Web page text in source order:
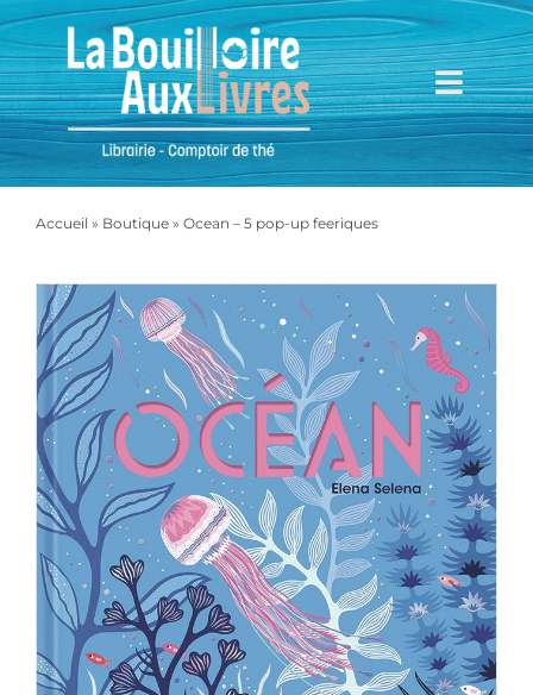
Passer
au
contenu
Accueil
Mieux nous connaître
Boutique
Mon compte
Mon panier
Accueil » Boutique» Ocean – 5 pop-up feeriques